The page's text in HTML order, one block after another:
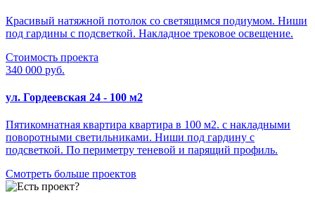
Красивый натяжной потолок со светящимся подиумом. Ниши
под гардины с подсветкой. Накладное трековое освещение.
Стоимость проекта
340 000 руб.
ул. Гордеевская 24 - 100 м2
Пятикомнатная квартира квартира в 100 м2. с накладными
поворотными светильниками. Ниши под гардину с
подсветкой. По периметру теневой и парящий профиль.
Смотреть больше проектов